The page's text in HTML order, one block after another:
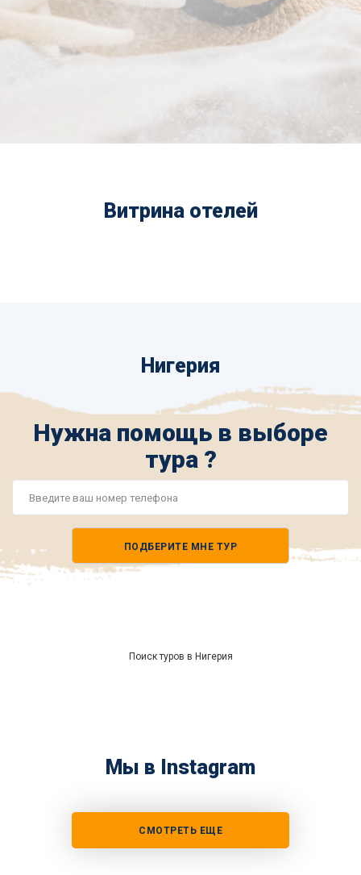
Витрина отелей
Нигерия
Нужна помощь в выборе
тура ?
ПОДБЕРИТЕ МНЕ ТУР
Поиск туров в Нигерия
Мы в Instagram
СМОТРЕТЬ ЕЩЕ